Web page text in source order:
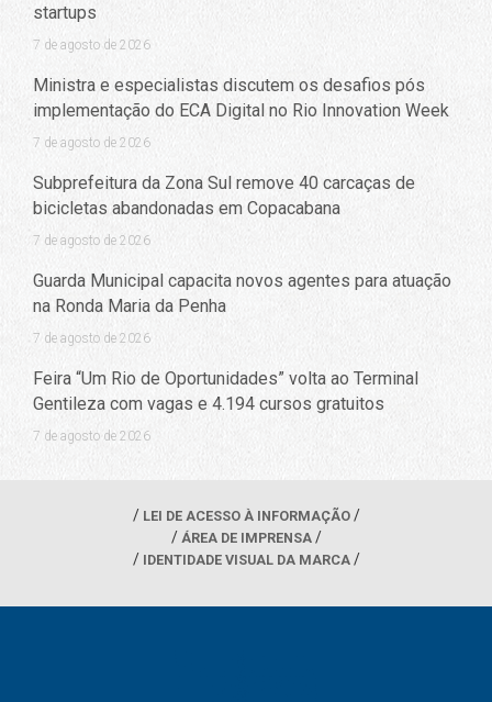
startups
7 de agosto de 2026
Ministra e especialistas discutem os desafios pós
implementação do ECA Digital no Rio Innovation Week
7 de agosto de 2026
Subprefeitura da Zona Sul remove 40 carcaças de
bicicletas abandonadas em Copacabana
7 de agosto de 2026
Guarda Municipal capacita novos agentes para atuação
na Ronda Maria da Penha
7 de agosto de 2026
Feira “Um Rio de Oportunidades” volta ao Terminal
Gentileza com vagas e 4.194 cursos gratuitos
7 de agosto de 2026
LEI DE ACESSO À INFORMAÇÃO
ÁREA DE IMPRENSA
IDENTIDADE VISUAL DA MARCA